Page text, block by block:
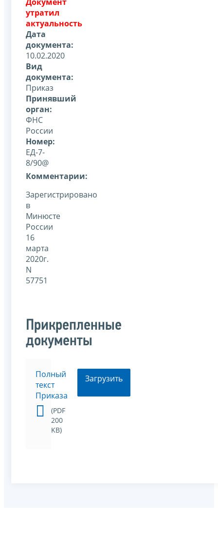
утратил
актуальность
Дата
документа:
10.02.2020
Вид
документа:
Приказ
Принявший
орган:
ФНС
России
Номер:
ЕД-7-
8/90@
Комментарии:
Зарегистрировано
в
Минюсте
России
16
марта
2020г.
N
57751
Прикрепленные
документы
Полный
текст
Приказа
(PDF
200
KB)
Загрузить